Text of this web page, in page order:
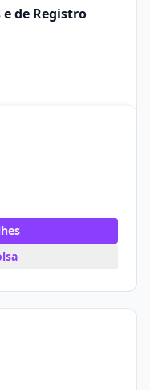
de Registro